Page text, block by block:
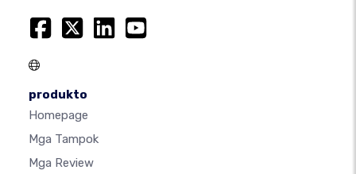
produkto
Homepage
Mga Tampok
Mga Review